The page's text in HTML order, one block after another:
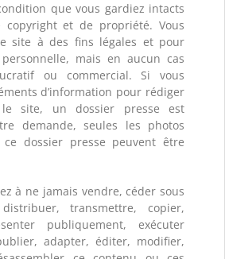
que vous gardiez intacts
et de propriété. Vous
site à des fins légales et pour
mais en aucun cas
ou commercial. Si vous
d’information pour rédiger
site, un dossier presse est
demande, seules les photos
ce dossier presse peuvent être
à ne jamais vendre, céder sous
transmettre, copier,
publiquement, exécuter
adapter, éditer, modifier,